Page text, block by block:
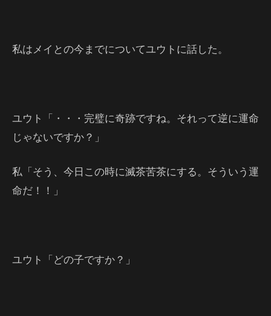
私はメイとの今までについてユウトに話した。
ユウト「・・・完璧に奇跡ですね。それって逆に運命
じゃないですか？」
私「そう、今日この時に滅茶苦茶にする。そういう運
命だ！！」
ユウト「どの子ですか？」